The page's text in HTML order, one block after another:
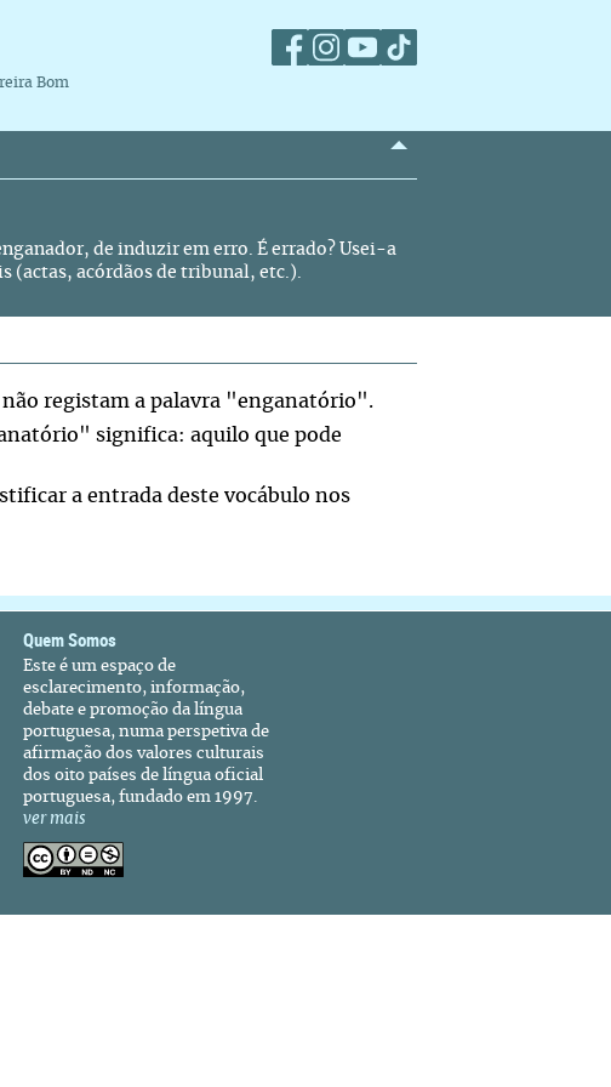
Bom
de induzir em erro. É errado? Usei-a
(actas, acórdãos de tribunal, etc.).
registam a palavra "enganatório".
significa: aquilo que pode
a entrada deste vocábulo nos
Quem Somos
Este é um espaço de
esclarecimento, informação,
debate e promoção da língua
portuguesa, numa perspetiva de
afirmação dos valores culturais
dos oito países de língua oficial
portuguesa, fundado em 1997.
ver mais